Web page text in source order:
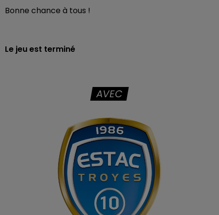
Bonne chance à tous !
Le jeu est terminé
AVEC